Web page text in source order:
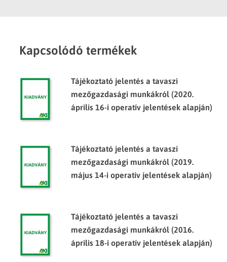
Kapcsolódó termékek
Tájékoztató jelentés a tavaszi
mezőgazdasági munkákról (2020.
április 16-i operatív jelentések alapján)
Tájékoztató jelentés a tavaszi
mezőgazdasági munkákról (2019.
május 14-i operatív jelentések alapján)
Tájékoztató jelentés a tavaszi
mezőgazdasági munkákról (2016.
április 18-i operatív jelentések alapján)